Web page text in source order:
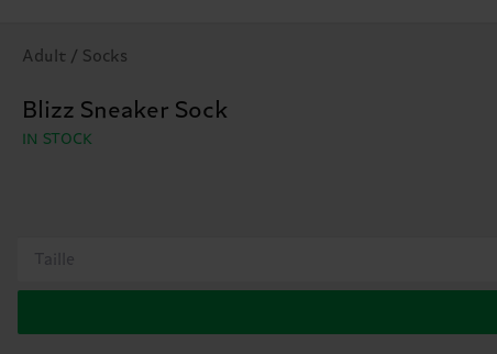
Adult / Socks
Blizz Sneaker Sock
IN STOCK
Taille